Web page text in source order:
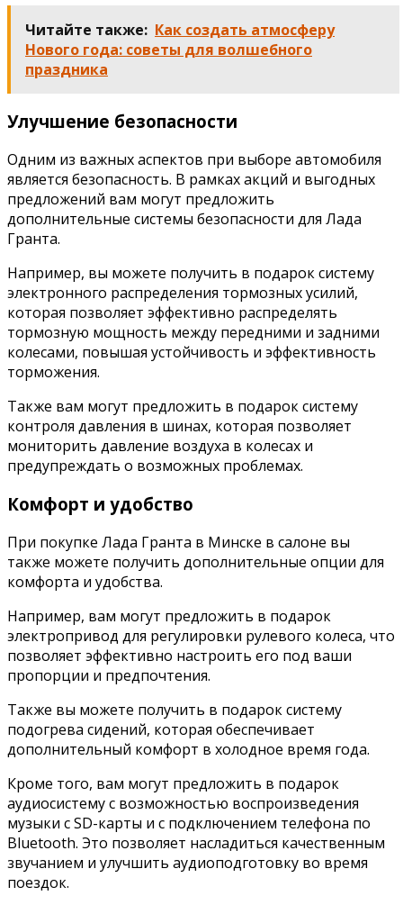
Читайте также: Как создать атмосферу
Нового года: советы для волшебного
праздника
Улучшение безопасности
Одним из важных аспектов при выборе автомобиля
является безопасность. В рамках акций и выгодных
предложений вам могут предложить
дополнительные системы безопасности для Лада
Гранта.
Например, вы можете получить в подарок систему
электронного распределения тормозных усилий,
которая позволяет эффективно распределять
тормозную мощность между передними и задними
колесами, повышая устойчивость и эффективность
торможения.
Также вам могут предложить в подарок систему
контроля давления в шинах, которая позволяет
мониторить давление воздуха в колесах и
предупреждать о возможных проблемах.
Комфорт и удобство
При покупке Лада Гранта в Минске в салоне вы
также можете получить дополнительные опции для
комфорта и удобства.
Например, вам могут предложить в подарок
электропривод для регулировки рулевого колеса, что
позволяет эффективно настроить его под ваши
пропорции и предпочтения.
Также вы можете получить в подарок систему
подогрева сидений, которая обеспечивает
дополнительный комфорт в холодное время года.
Кроме того, вам могут предложить в подарок
аудиосистему с возможностью воспроизведения
музыки с SD-карты и с подключением телефона по
Bluetooth. Это позволяет насладиться качественным
звучанием и улучшить аудиоподготовку во время
поездок.